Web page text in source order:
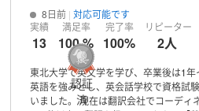
8日前 対応可能です
実績
13
満足率
100 %
完了率
100%
リピーター
2人
東北大学で英文学を学び、卒業後は1年
英語を強みとし、英会話学校で資格試
いました。現在は翻訳会社でコーディ
認証
済